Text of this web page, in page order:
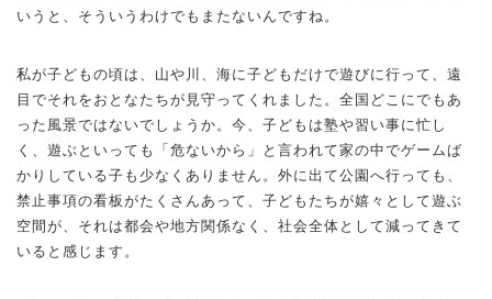
いうと、そういうわけでもまたないんですね。
私が子どもの頃は、山や川、海に子どもだけで遊びに行って、遠
目でそれをおとなたちが見守ってくれました。全国どこにでもあ
った風景ではないでしょうか。今、子どもは塾や習い事に忙し
く、遊ぶといっても「危ないから」と言われて家の中でゲームば
かりしている子も少なくありません。外に出て公園へ行っても、
禁止事項の看板がたくさんあって、子どもたちが嬉々として遊ぶ
空間が、それは都会や地方関係なく、社会全体として減ってきて
いると感じます。